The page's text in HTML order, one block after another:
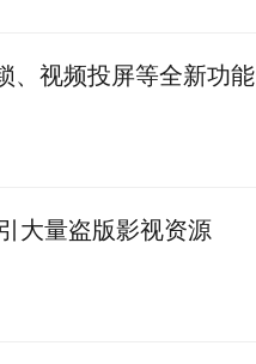
、视频投屏等全新功能
大量盗版影视资源